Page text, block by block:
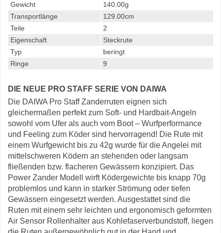
Gewicht
140.00g
Transportlänge
129.00cm
Teile
2
Eigenschaft
Steckrute
Typ
beringt
Ringe
9
DIE NEUE PRO STAFF SERIE VON DAIWA
Die DAIWA Pro Staff Zanderruten eignen sich
gleichermaßen perfekt zum Soft- und Hardbait-Angeln
sowohl vom Ufer als auch vom Boot – Wurfperformance
und Feeling zum Köder sind hervorragend! Die Rute mit
einem Wurfgewicht bis zu 42g wurde für die Angelei mit
mittelschweren Ködern an stehenden oder langsam
fließenden bzw. flacheren Gewässern konzipiert. Das
Power Zander Modell wirft Ködergewichte bis knapp 70g
problemlos und kann in starker Strömung oder tiefen
Gewässern eingesetzt werden. Ausgestattet sind die
Ruten mit einem sehr leichten und ergonomisch geformten
Air Sensor Rollenhalter aus Kohlefaserverbundstoff, liegen